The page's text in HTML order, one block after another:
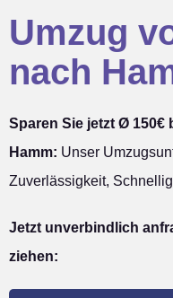
Umzug
nach
Sparen Sie jetzt Ø 150€
Hamm: Unser
Zuverlässigkeit,
Jetzt unverbindlich
ziehen: